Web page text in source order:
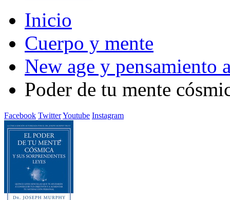
Inicio
Cuerpo y mente
New age y pensamiento
Poder de tu mente
Facebook TwitterYoutube Instagram